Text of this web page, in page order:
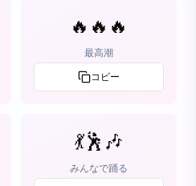
🔥🔥🔥
最高潮
コピー
💃🕺🎶
みんなで踊る